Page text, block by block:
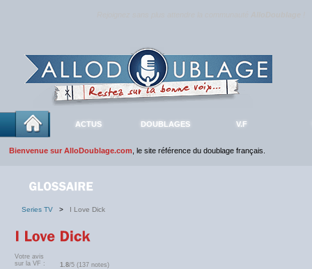
ACTUS DOUBLAGES V.F
Bienvenue sur AlloDoublage.com , le site référence du doublage français.
Series TV > I Love Dick
Votre avis
sur la VF :
1.8/5 (137 notes)